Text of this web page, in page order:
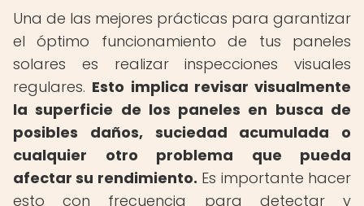
Una de las mejores prácticas para garantizar
el óptimo funcionamiento de tus paneles
solares es realizar inspecciones visuales
regulares. Esto implica revisar visualmente
la superficie de los paneles en busca de
posibles daños, suciedad acumulada o
cualquier otro problema que pueda
afectar su rendimiento. Es importante hacer
esto con frecuencia para detectar y